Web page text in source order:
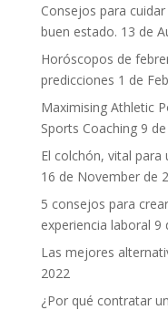
Consejos para
buen estado. 13 de
Horóscopos de
predicciones 1 de
Maximising Athletic
Sports Coaching 9
El colchón, vital
16 de November de
5 consejos para
experiencia laboral 9
Las mejores
2022
¿Por qué contratar